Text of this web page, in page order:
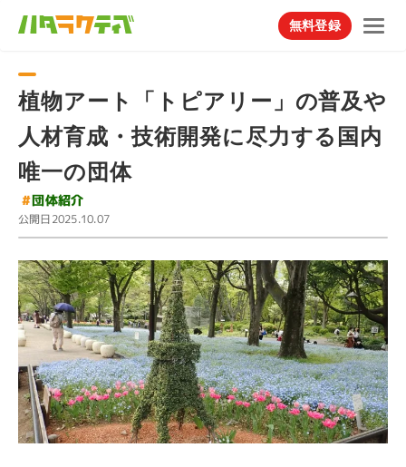
無料登録
植物アート「トピアリー」の普及や
人材育成・技術開発に尽力する国内
唯一の団体
#団体紹介
公開日2025.10.07